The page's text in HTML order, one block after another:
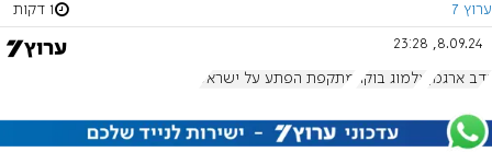
ערוץ 7 1 דקות
8.09.24, 23:28
נדב ארגמן אלמוג בוקר מתקפת הפתע על ישראל